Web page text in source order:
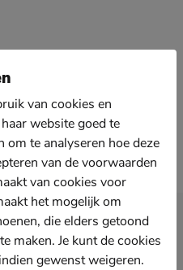
*en blijf op de hoogte van leuke
van cookies en
website goed te
om te analyseren hoe deze
van de voorwaarden
van cookies voor
het mogelijk om
die elders getoond
maken. Je kunt de cookies
gewenst weigeren.